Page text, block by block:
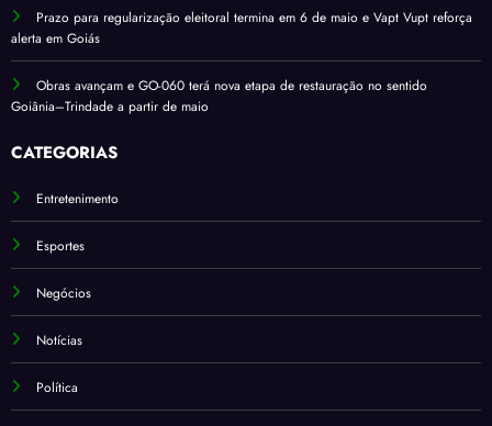
Prazo para regularização eleitoral termina em 6 de maio e Vapt Vupt reforça
alerta em Goiás
Obras avançam e GO-060 terá nova etapa de restauração no sentido
Goiânia–Trindade a partir de maio
CATEGORIAS
Entretenimento
Esportes
Negócios
Notícias
Política